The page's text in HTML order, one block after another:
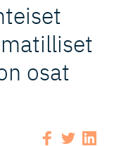
osat